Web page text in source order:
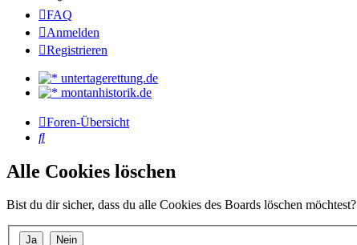
FAQ
Anmelden
Registrieren
untertagerettung.de
montanhistorik.de
Foren-Übersicht
Suche
Alle Cookies löschen
Bist du dir sicher, dass du alle Cookies des Boards löschen möchtest?